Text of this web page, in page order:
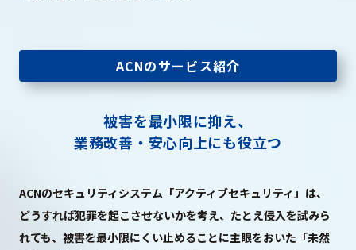
プライバシーポリシー
ACNのサービス紹介
被害を最小限に抑え、
業務改善・安心向上にも役立つ
ACNのセキュリティシステム「アクティブセキュリティ」は、
どうすれば犯罪を起こさせないかを考え、たとえ侵入を試みら
れても、被害を最小限にくい止めることに主眼をおいた「未然